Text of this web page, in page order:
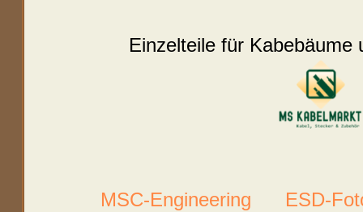
Einzelteile für Kabebäume
MSC-Engineering
ESD-